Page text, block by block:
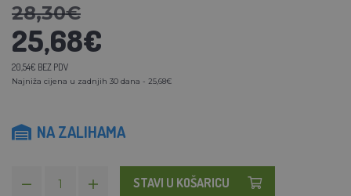
28,30€
25,68€
20,54€ BEZ PDV
Najniža cijena u zadnjih 30 dana - 25,68€
NA ZALIHAMA
STAVI U KOŠARICU